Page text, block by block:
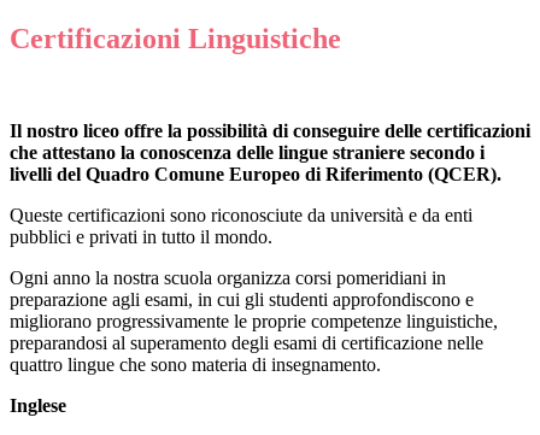
Certificazioni Linguistiche
Il nostro liceo offre la possibilità di conseguire delle certificazioni
che attestano la conoscenza delle lingue straniere secondo i
livelli del Quadro Comune Europeo di Riferimento (QCER).
Queste certificazioni sono riconosciute da università e da enti
pubblici e privati in tutto il mondo.
Ogni anno la nostra scuola organizza corsi pomeridiani in
preparazione agli esami, in cui gli studenti approfondiscono e
migliorano progressivamente le proprie competenze linguistiche,
preparandosi al superamento degli esami di certificazione nelle
quattro lingue che sono materia di insegnamento.
Inglese